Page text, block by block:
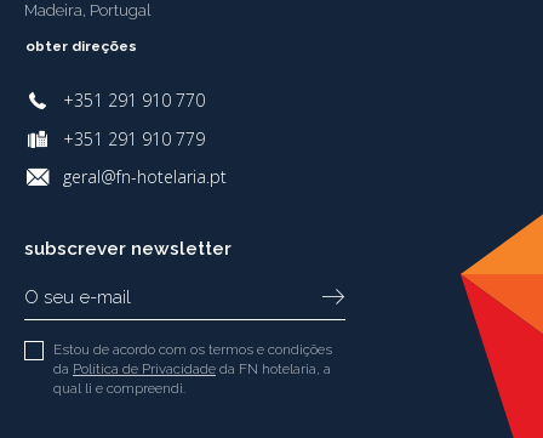
Madeira, Portugal
obter direções
+351 291 910 770
+351 291 910 779
geral@fn-hotelaria.pt
subscrever newsletter
Estou de acordo com os termos e condições
da Política de Privacidade da FN hotelaria, a
qual li e compreendi.